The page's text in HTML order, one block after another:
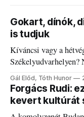
Gokart, dínók,
is tudjuk
Kíváncsi vagy a
Székelyudvarhelyen?
a fogaddal, a
Gál Előd, Tóth Hunor
Forgács Rudi:
kevert kultúrát